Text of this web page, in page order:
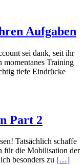
Aufgaben
sei dank, seit ihr
momentanes Training
tiefe Eindrücke
Part 2
Tatsächlich schaffe
für die Mobilisation der
besonders zu […]